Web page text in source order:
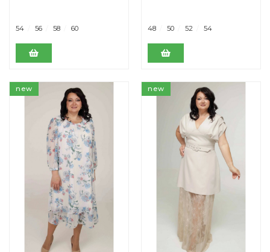
54 56 58 60 48 50 52 54
new new